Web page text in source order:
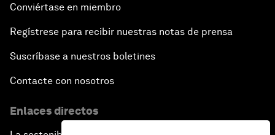
Conviértase en miembro
Regístrese para recibir nuestras notas de prensa
Suscríbase a nuestros boletines
Contacte con nosotros
Enlaces directos